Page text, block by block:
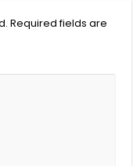
Required fields are